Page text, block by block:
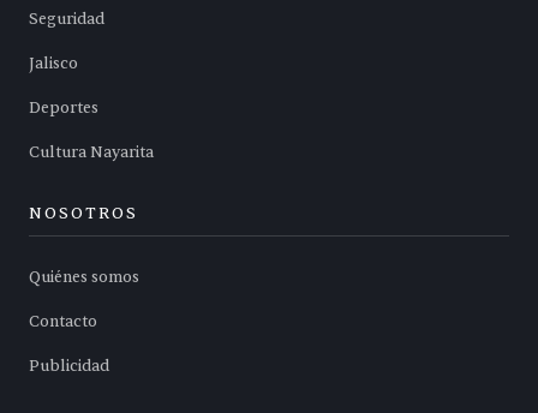
Seguridad
Jalisco
Deportes
Cultura Nayarita
NOSOTROS
Quiénes somos
Contacto
Publicidad